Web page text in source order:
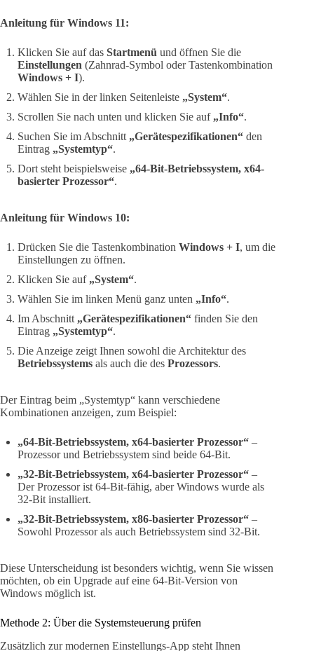
Anleitung für Windows 11:
Klicken Sie auf das Startmenü und öffnen Sie die
Einstellungen (Zahnrad-Symbol oder Tastenkombination
Windows + I).
Wählen Sie in der linken Seitenleiste „System“.
Scrollen Sie nach unten und klicken Sie auf „Info“.
Suchen Sie im Abschnitt „Gerätespezifikationen“ den
Eintrag „Systemtyp“.
Dort steht beispielsweise „64-Bit-Betriebssystem, x64-
basierter Prozessor“.
Anleitung für Windows 10:
Drücken Sie die Tastenkombination Windows + I, um die
Einstellungen zu öffnen.
Klicken Sie auf „System“.
Wählen Sie im linken Menü ganz unten „Info“.
Im Abschnitt „Gerätespezifikationen“ finden Sie den
Eintrag „Systemtyp“.
Die Anzeige zeigt Ihnen sowohl die Architektur des
Betriebssystems als auch die des Prozessors.
Der Eintrag beim „Systemtyp“ kann verschiedene
Kombinationen anzeigen, zum Beispiel:
„64-Bit-Betriebssystem, x64-basierter Prozessor“ –
Prozessor und Betriebssystem sind beide 64-Bit.
„32-Bit-Betriebssystem, x64-basierter Prozessor“ –
Der Prozessor ist 64-Bit-fähig, aber Windows wurde als
32-Bit installiert.
„32-Bit-Betriebssystem, x86-basierter Prozessor“ –
Sowohl Prozessor als auch Betriebssystem sind 32-Bit.
Diese Unterscheidung ist besonders wichtig, wenn Sie wissen
möchten, ob ein Upgrade auf eine 64-Bit-Version von
Windows möglich ist.
Methode 2: Über die Systemsteuerung prüfen
Zusätzlich zur modernen Einstellungs-App steht Ihnen